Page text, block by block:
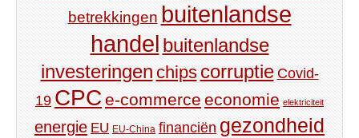
betrekkingen buitenlandse
handel buitenlandse
investeringen chips corruptie Covid-
19 CPC e-commerce economie elektriciteit
energie EU EU-China financiën gezondheid